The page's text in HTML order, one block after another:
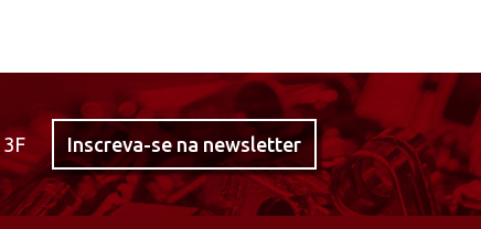
Inscreva-se na newsletter